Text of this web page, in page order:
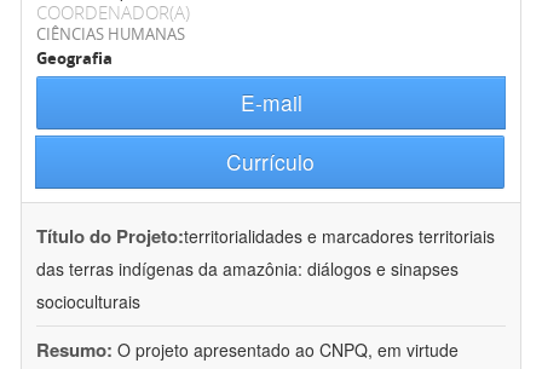
COORDENADOR(A)
CIÊNCIAS HUMANAS
Geografia
E-mail
Currículo
Título do Projeto:territorialidades e marcadores territoriais
das terras indígenas da amazônia: diálogos e sinapses
socioculturais
Resumo: O projeto apresentado ao CNPQ, em virtude